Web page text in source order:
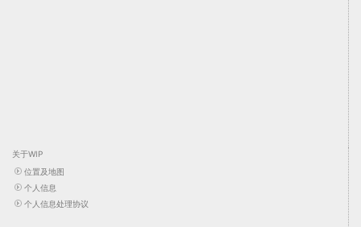
关于WIP
位置及地图
个人信息
个人信息处理协议